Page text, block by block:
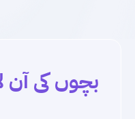
بچوں کی آن